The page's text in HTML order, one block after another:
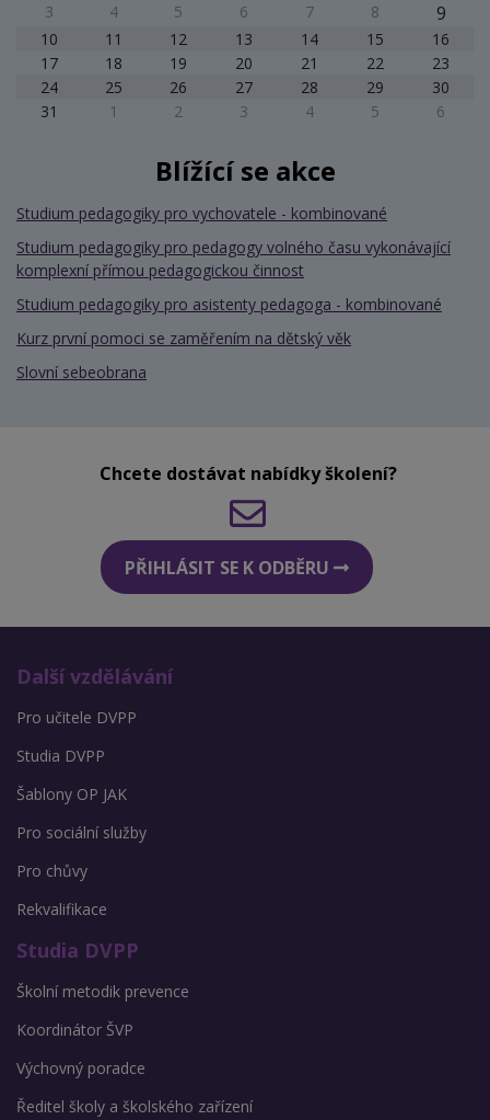
3
4 5 6 7 8 9
10 11 12 13 14 15
16
17
18 19 20 21 22
23
24
25 26 27 28 29
30
31
1 2 3 4 5 6
Blížící se akce
Studium pedagogiky pro vychovatele - kombinované
Studium pedagogiky pro pedagogy volného času vykonávající
komplexní přímou pedagogickou činnost
Studium pedagogiky pro asistenty pedagoga - kombinované
Kurz první pomoci se zaměřením na dětský věk
Slovní sebeobrana
Chcete dostávat nabídky školení?
PŘIHLÁSIT SE K ODBĚRU
Další vzdělávání
Pro učitele DVPP
Studia DVPP
Šablony OP JAK
Pro sociální služby
Pro chůvy
Rekvalifikace
Studia DVPP
Školní metodik prevence
Koordinátor ŠVP
Výchovný poradce
Ředitel školy a školského zařízení